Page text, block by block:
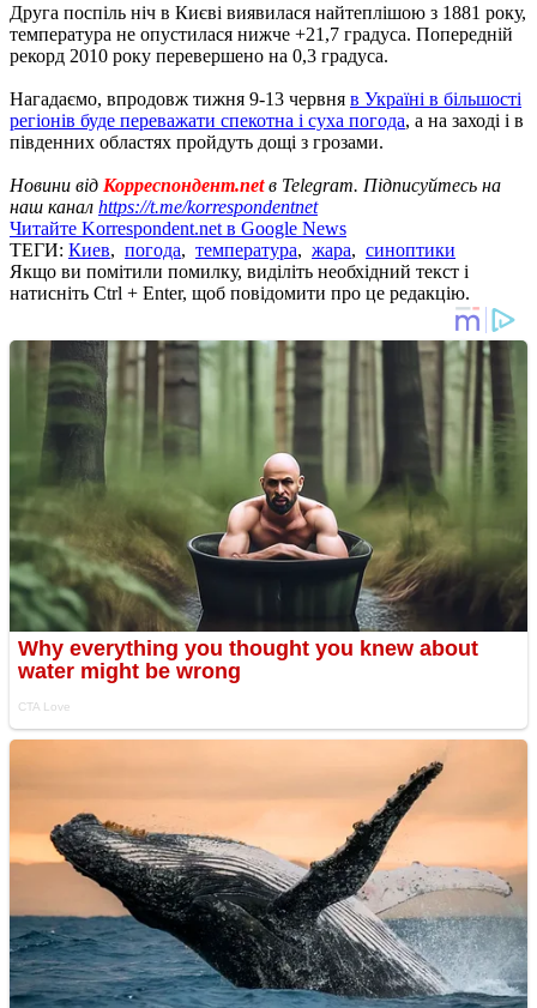
Друга поспіль ніч в Києві виявилася найтеплішою з 1881 року,
температура не опустилася нижче +21,7 градуса. Попередній
рекорд 2010 року перевершено на 0,3 градуса.
Нагадаємо, впродовж тижня 9-13 червня в Україні в більшості
регіонів буде переважати спекотна і суха погода, а на заході і в
південних областях пройдуть дощі з грозами.
Новини від Корреспондент.netв Telegram. Підписуйтесь на
наш канал https://t.me/korrespondentnet
Читайте Korrespondent.net в Google News
ТЕГИ: Киев, погода, температура, жара, синоптики
Якщо ви помітили помилку, виділіть необхідний текст і
натисніть Ctrl + Enter, щоб повідомити про це редакцію.